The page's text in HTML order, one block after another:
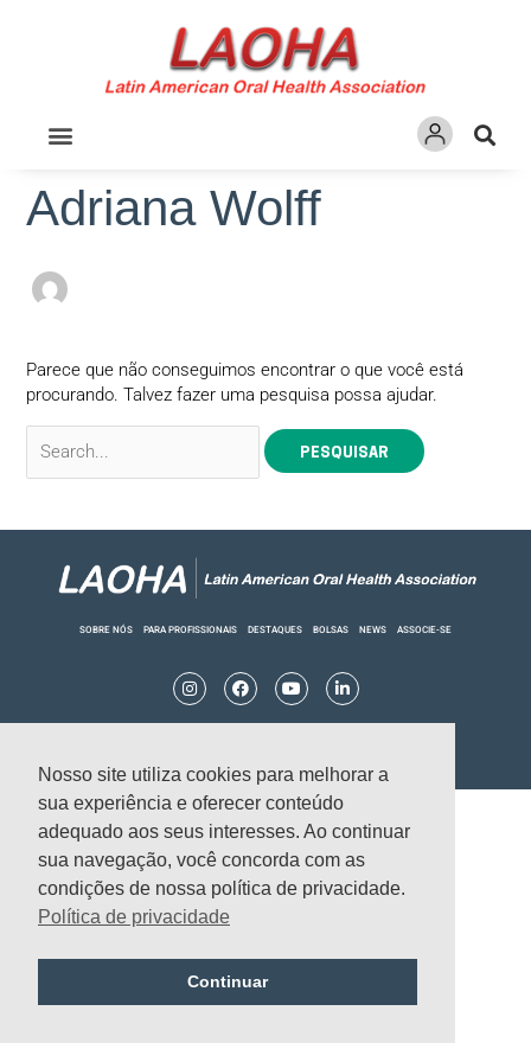
Adriana Wolff
Parece que não conseguimos encontrar o que você está
procurando. Talvez fazer uma pesquisa possa ajudar.
Pesquisar
SOBRE NÓS PARA PROFISSIONAIS DESTAQUES BOLSAS NEWS ASSOCIE-SE
I
n
t
r
a
m
F
a
e
o
k
-
f
Y
o
t
e
L
i
k
i
n
-
i
© 2022 Copyright LAOHA Política de privacidade
Nosso site utiliza cookies para melhorar a
sua experiência e oferecer conteúdo
adequado aos seus interesses. Ao continuar
sua navegação, você concorda com as
condições de nossa política de privacidade.
Política de privacidade
Continuar